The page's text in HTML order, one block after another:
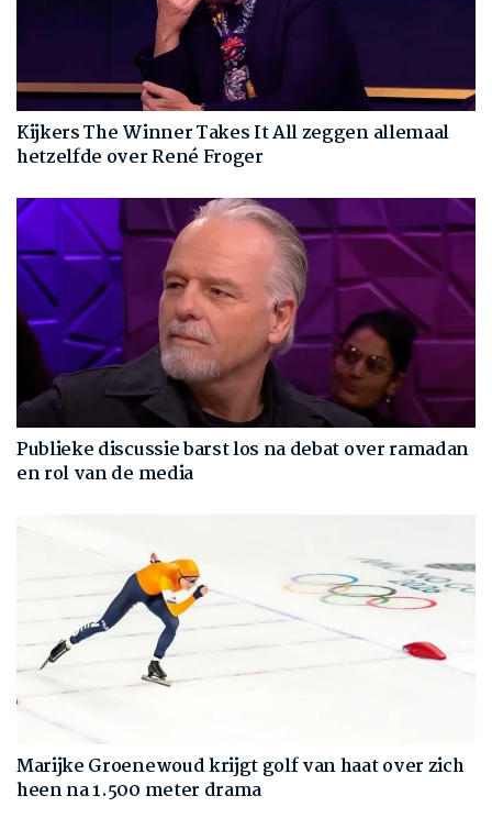
Kijkers The Winner Takes It All zeggen allemaal
hetzelfde over René Froger
Publieke discussie barst los na debat over ramadan
en rol van de media
Marijke Groenewoud krijgt golf van haat over zich
heen na 1.500 meter drama